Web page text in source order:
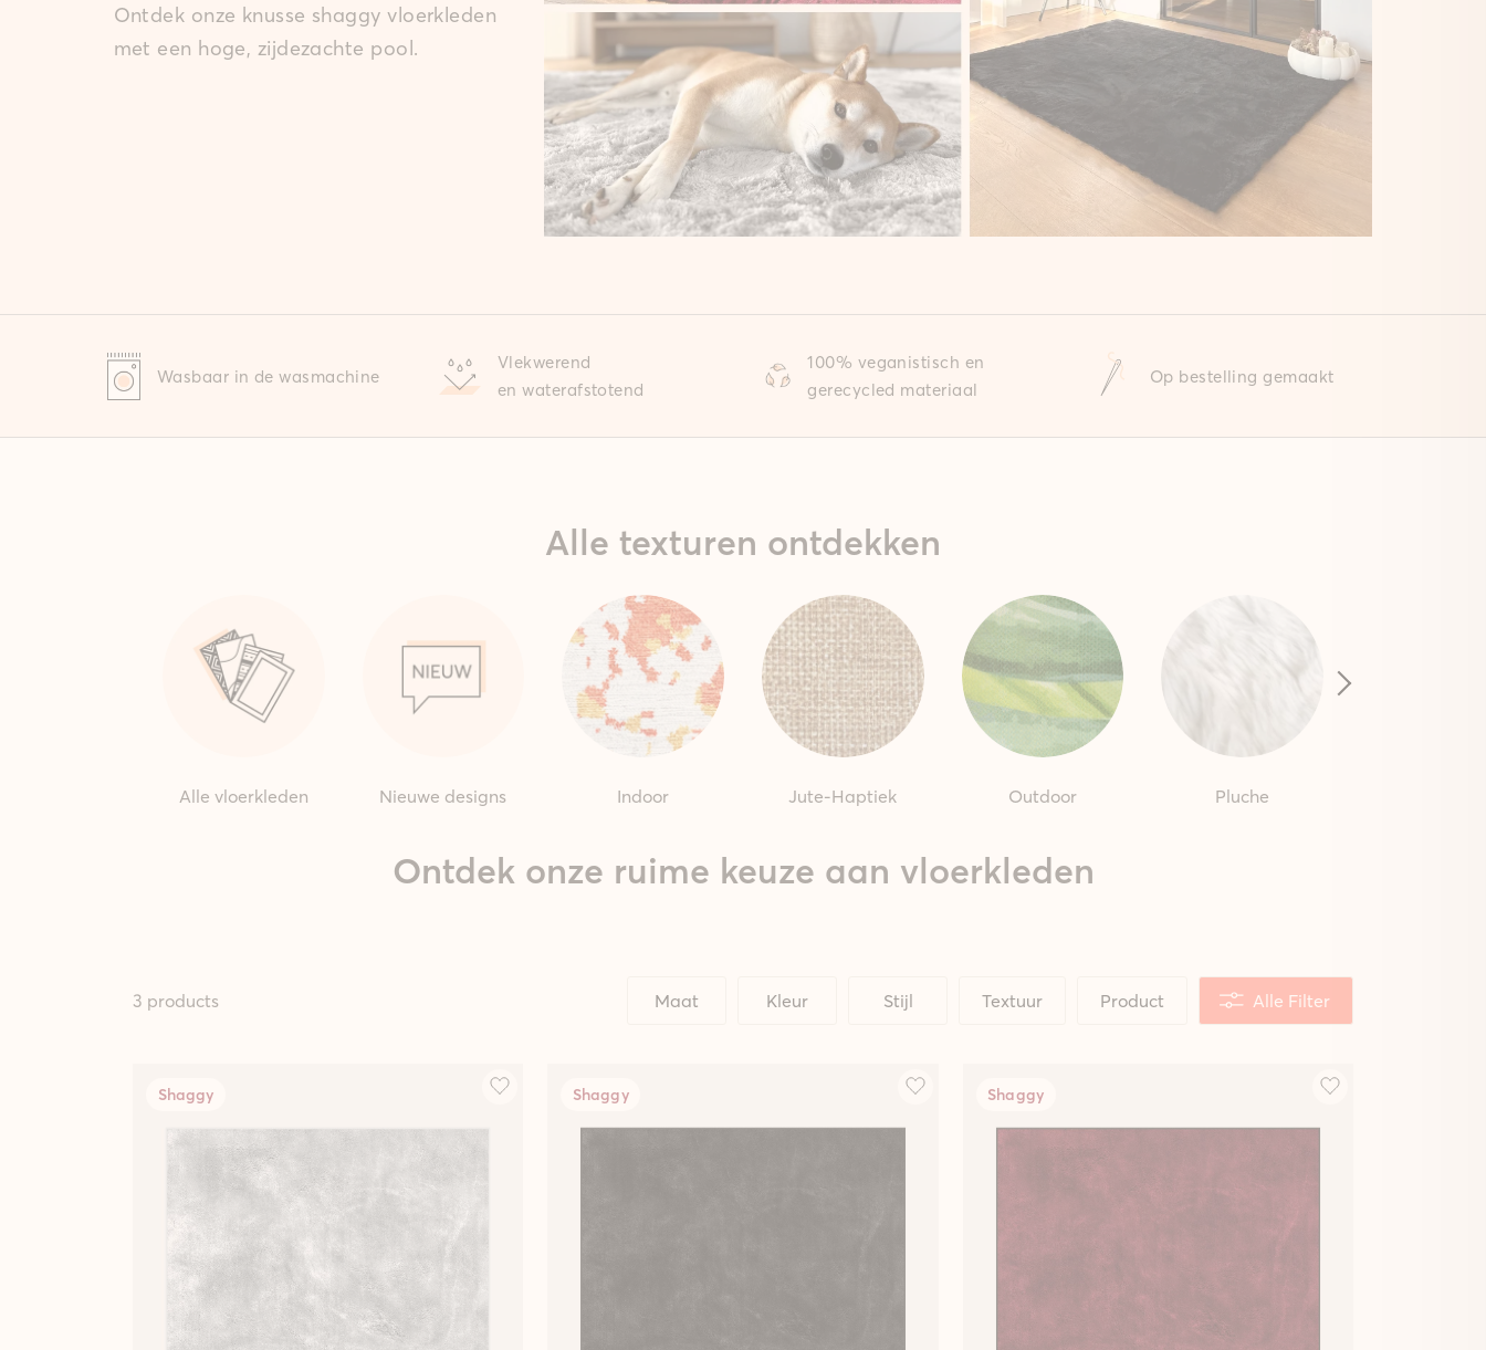
Ontdek onze knusse shaggy vloerkleden
met een hoge, zijdezachte pool.
Wasbaar in de wasmachine
Vlekwerend
en waterafstotend
100% veganistisch en
gerecycled materiaal
Op bestelling gemaakt
Alle texturen ontdekken
Alle vloerkleden Nieuwe designs Indoor Jute-Haptiek Outdoor Pluche
Ontdek onze ruime keuze aan vloerkleden
3 products Maat Kleur Stijl Textuur Product Alle Filter
Shaggy Shaggy Shaggy